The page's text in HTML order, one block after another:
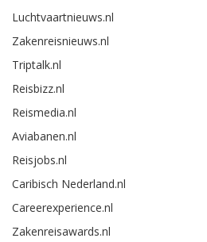
Luchtvaartnieuws.nl
Zakenreisnieuws.nl
Triptalk.nl
Reisbizz.nl
Reismedia.nl
Aviabanen.nl
Reisjobs.nl
Caribisch Nederland.nl
Careerexperience.nl
Zakenreisawards.nl